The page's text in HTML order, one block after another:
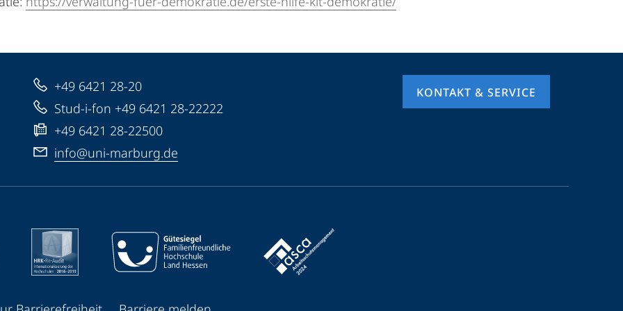
+49 6421 28-20
Stud-i-fon +49 6421 28-22222
+49 6421 28-22500
info@uni-marburg.de
KONTAKT & SERVICE